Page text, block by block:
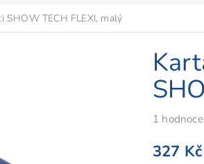
SHOW TECH FLEXI, malý
Průměrné
produktu
1
327 Kč